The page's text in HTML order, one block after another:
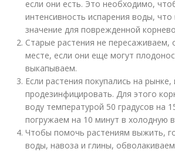
если они есть. Это необходимо,
интенсивность испарения воды,
значение для поврежденной
Старые растения не пересаживаем,
месте, если они еще могут
выкапываем.
Если растения покупались на рынке,
продезинфицировать. Для этого
воду температурой 50 градусов на
погружаем на 10 минут в холодную
Чтобы помочь растениям выжить,
воды, навоза и глины,